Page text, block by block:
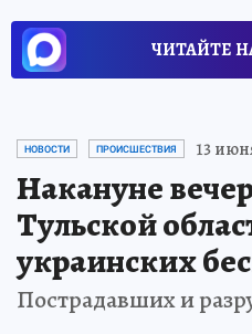
ЧИТАЙТЕ
НОВОСТИ ПРОИСШЕСТВИЯ 13
Накануне
Тульской
украинских
Пострадавших и